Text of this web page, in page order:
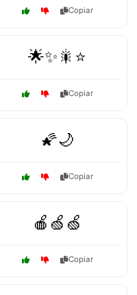
Copiar
🌟✨🎇⭐
Copiar
🌠🌙
Copiar
🍎🍏🍏
Copiar